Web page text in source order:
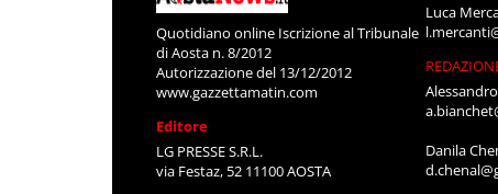
Quotidiano online Iscrizione al Tribunale
di Aosta n. 8/2012
Autorizzazione del 13/12/2012
www.gazzettamatin.com
Editore
LG PRESSE S.R.L.
via Festaz, 52 11100 AOSTA
Luca
Danila